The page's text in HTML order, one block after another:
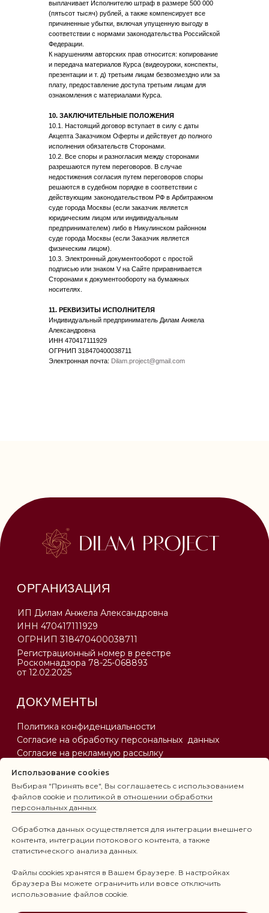
Использование cookies
Выбирая "Принять все", Вы соглашаетесь с использованием
файлов cookie и политикой в отношении обработки
персональных данных
Обработка данных осуществляется для интеграции внешнего
контента, интеграции потокового контента, а также
статистического анализа данных.
Файлы cookies хранятся в Вашем браузере. В настройках
браузера Вы можете ограничить или вовсе отключить
использование файлов cookie.
выплачивает Исполнителю штраф в размере 500 000
(пятьсот тысяч) рублей, а также компенсирует все
причиненные убытки, включая упущенную выгоду в
соответствии с нормами законодательства Российской
Федерации.
К нарушениям авторских прав относится: копирование
и передача материалов Курса (видеоуроки, конспекты,
презентации и т. д) третьим лицам безвозмездно или за
плату, предоставление доступа третьим лицам для
ознакомления с материалами Курса.
10. ЗАКЛЮЧИТЕЛЬНЫЕ ПОЛОЖЕНИЯ
10.1. Настоящий договор вступает в силу с даты
Акцепта Заказчиком Оферты и действует до полного
исполнения обязательств Сторонами.
10.2. Все споры и разногласия между сторонами
разрешаются путем переговоров. В случае
недостижения согласия путем переговоров споры
решаются в судебном порядке в соответствии с
действующим законодательством РФ в Арбитражном
суде города Москвы (если заказчик является
юридическим лицом или индивидуальным
предпринимателем) либо в Никулинском районном
суде города Москвы (если Заказчик является
физическим лицом).
10.3. Электронный документооборот с простой
подписью или знаком V на Сайте приравнивается
Сторонами к документообороту на бумажных
носителях.
11. РЕКВИЗИТЫ ИСПОЛНИТЕЛЯ
Индивидуальный предприниматель Дилам Анжела
Александровна
ИНН 470417111929
ОГРНИП 318470400038711
Электронная почта: Dilam.project@gmail.com